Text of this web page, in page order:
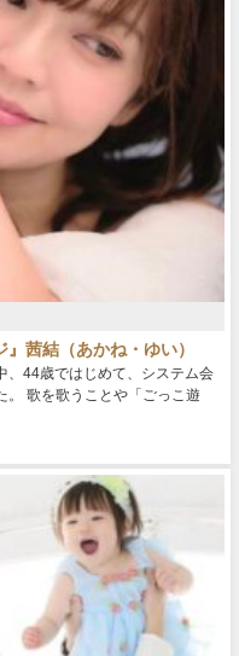
茜結（あかね・ゆい）
、44歳ではじめて、システム会
。 歌を歌うことや「ごっこ遊